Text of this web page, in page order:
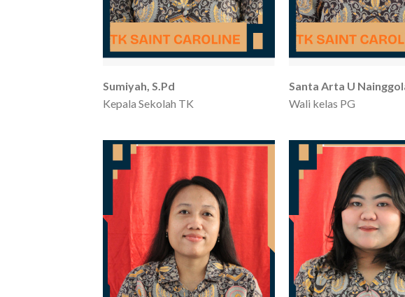
Sumiyah, S.Pd
Kepala Sekolah TK
Santa Arta U
Wali kelas PG